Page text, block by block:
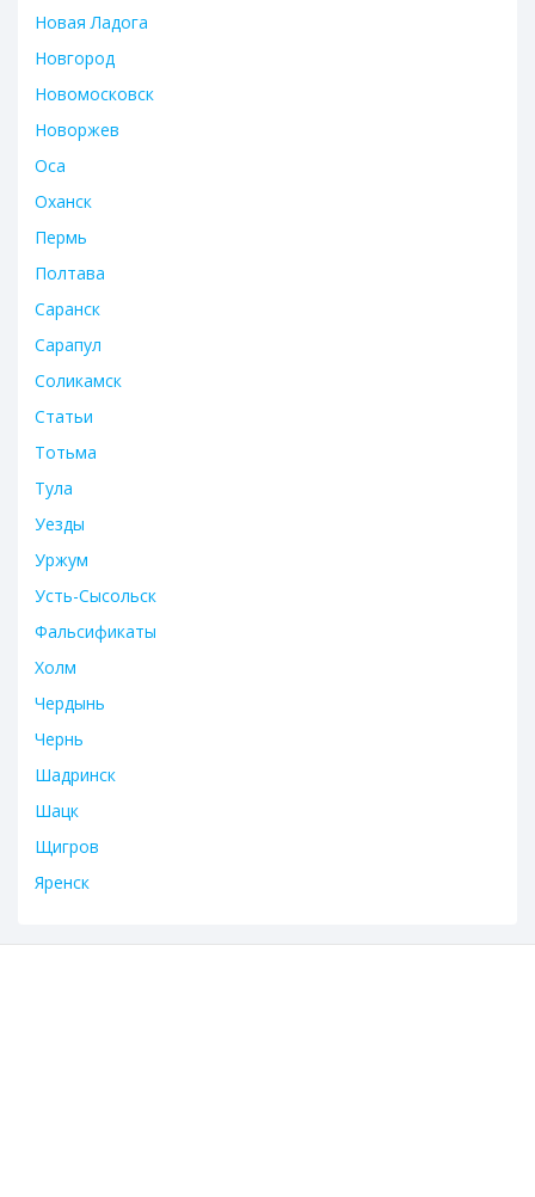
Новая Ладога
Новгород
Новомосковск
Новоржев
Оса
Оханск
Пермь
Полтава
Саранск
Сарапул
Соликамск
Статьи
Тотьма
Тула
Уезды
Уржум
Усть-Сысольск
Фальсификаты
Холм
Чердынь
Чернь
Шадринск
Шацк
Щигров
Яренск